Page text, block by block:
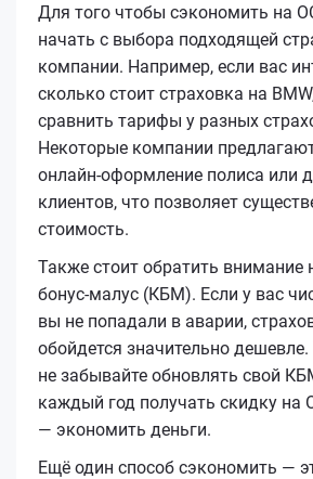
Для того чтобы сэкономить на
начать с выбора подходящей
компании. Например, если вас
сколько стоит страховка на
сравнить тарифы у разных
Некоторые компании
онлайн-оформление полиса или
клиентов, что позволяет
стоимость.
Также стоит обратить внимание
бонус-малус (КБМ). Если у вас
вы не попадали в аварии,
обойдется значительно
не забывайте обновлять свой
каждый год получать скидку на
— экономить деньги.
Ещё один способ сэкономить —